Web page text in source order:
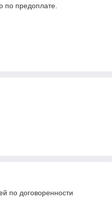
по предоплате.
по договоренности